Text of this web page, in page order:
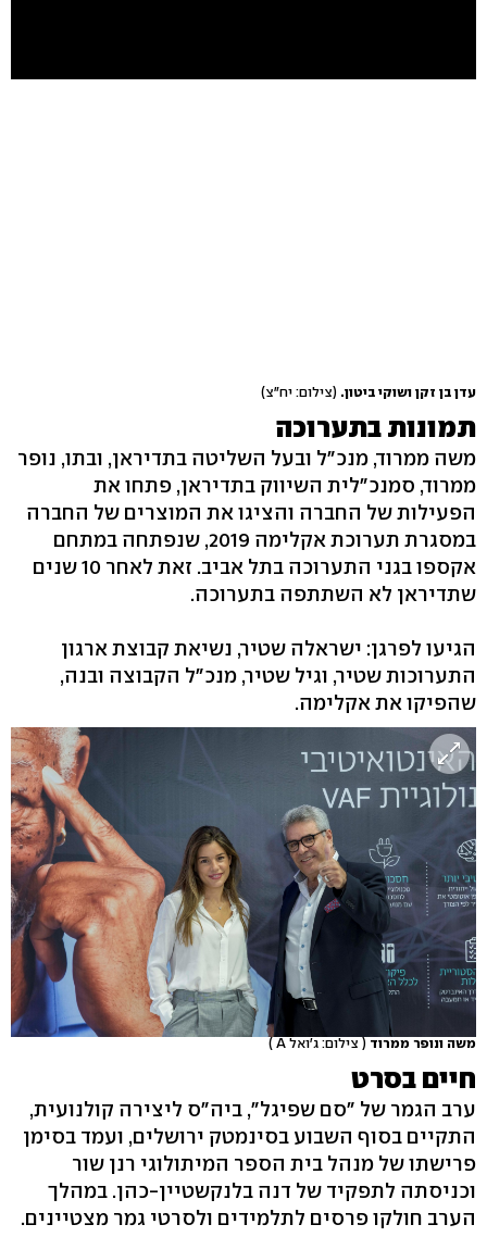
עדן בן זקן ושוקי ביטון. (צילום: יח"צ)
תמונות בתערוכה
משה ממרוד, מנכ"ל ובעל השליטה בתדיראן, ובתו, נופר
ממרוד, סמנכ"לית השיווק בתדיראן, פתחו את
הפעילות של החברה והציגו את המוצרים של החברה
במסגרת תערוכת אקלימה 2019, שנפתחה במתחם
אקספו בגני התערוכה בתל אביב. זאת לאחר 10 שנים
שתדיראן לא השתתפה בתערוכה.
הגיעו לפרגן: ישראלה שטיר, נשיאת קבוצת ארגון
התערוכות שטיר, וגיל שטיר, מנכ"ל הקבוצה ובנה,
שהפיקו את אקלימה.
משה ונופר ממרוד ( צילום: ג'ואל A )
חיים בסרט
ערב הגמר של "סם שפיגל", ביה"ס ליצירה קולנועית,
התקיים בסוף השבוע בסינמטק ירושלים, ועמד בסימן
פרישתו של מנהל בית הספר המיתולוגי רנן שור
וכניסתה לתפקיד של דנה בלנקשטיין-כהן. במהלך
הערב חולקו פרסים לתלמידים ולסרטי גמר מצטיינים.